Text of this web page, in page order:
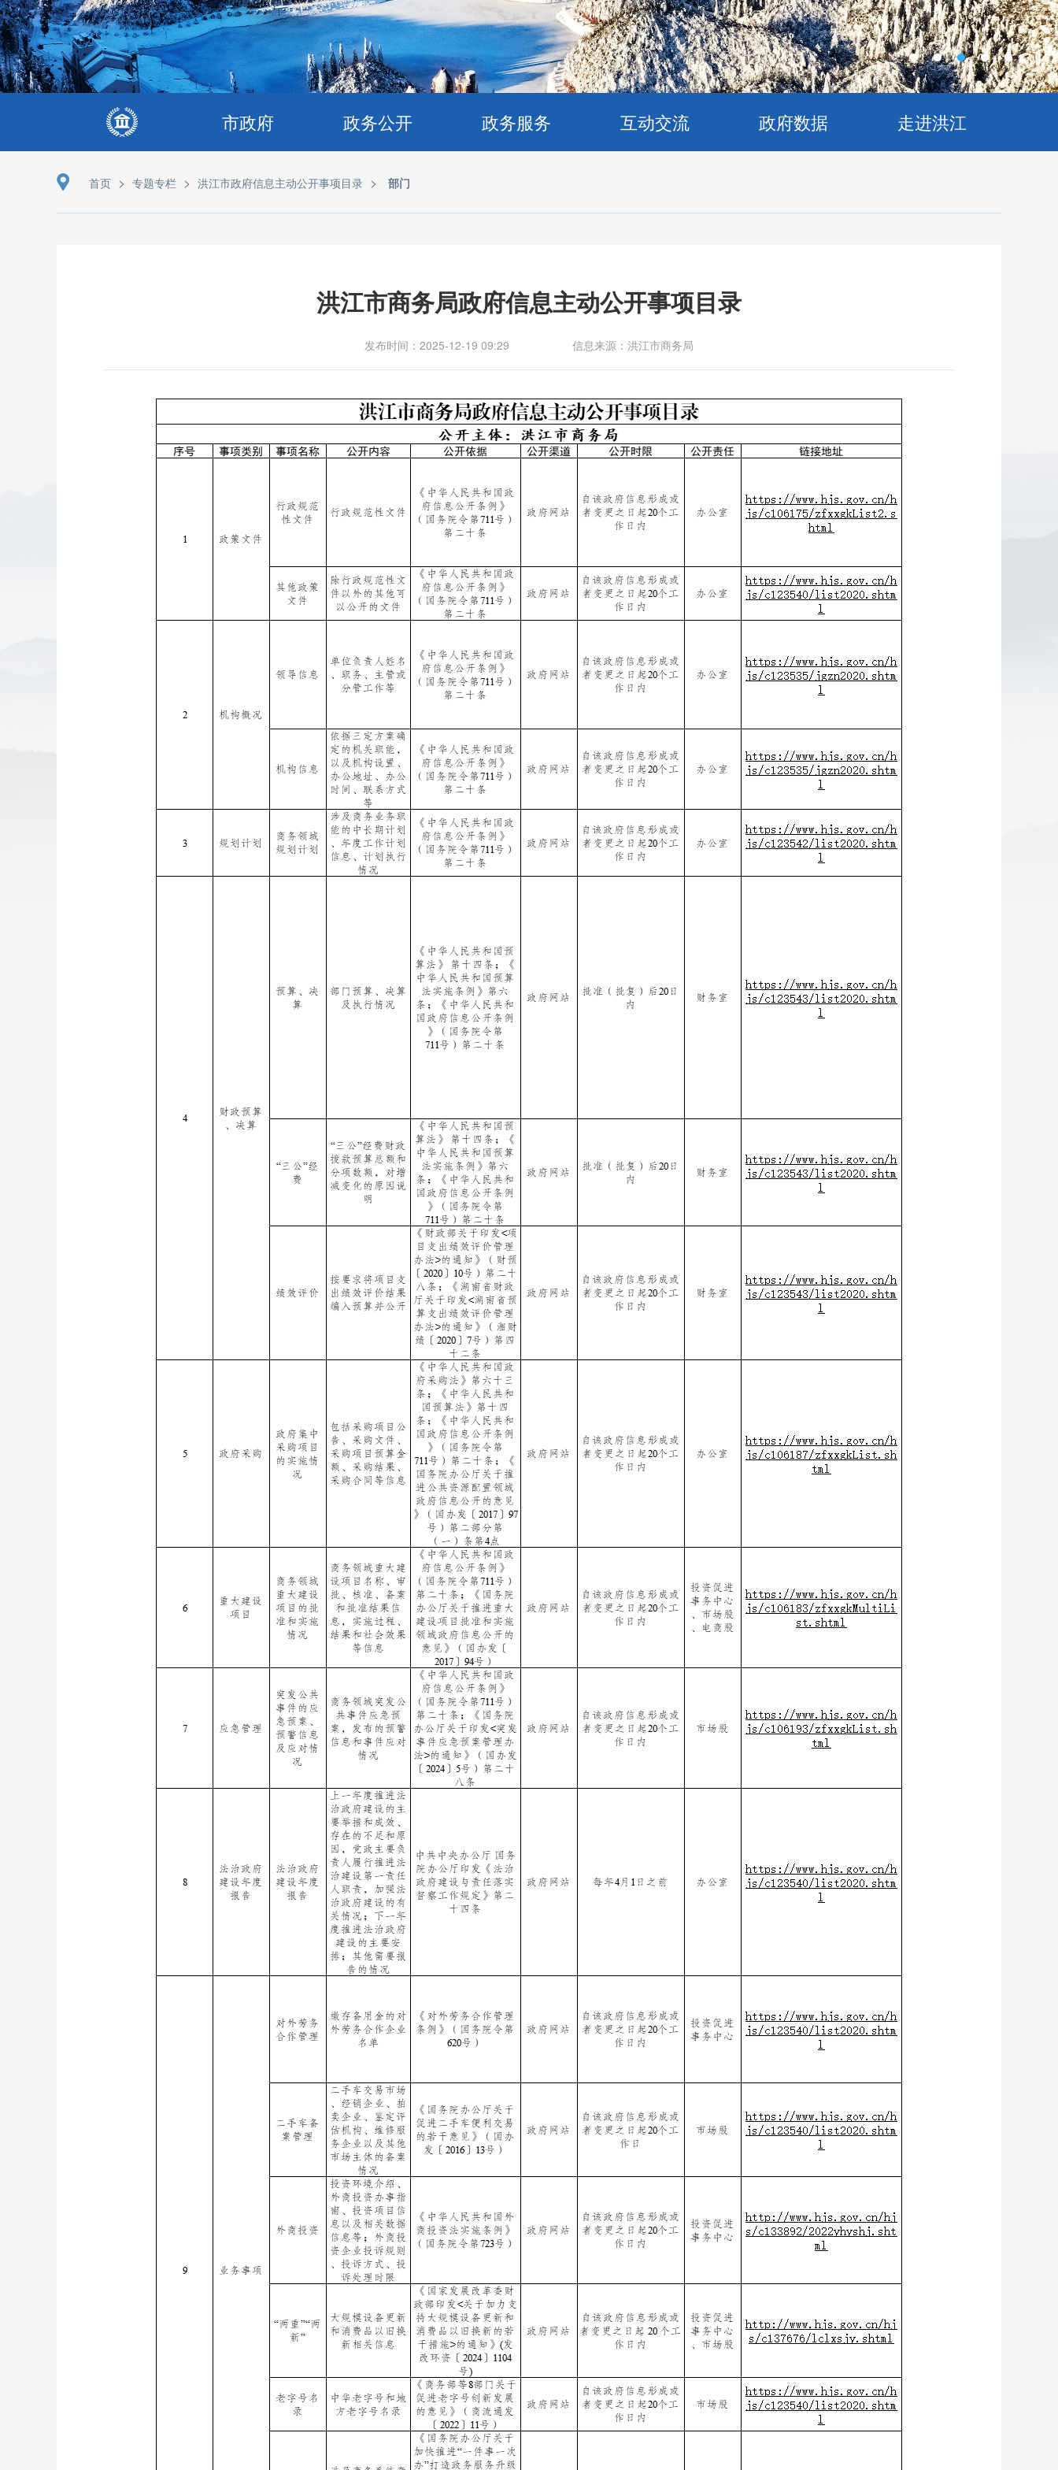
市政府 政务公开 政务服务 互动交流 政府数据 走进洪江
首页 > 专题专栏 > 洪江市政府信息主动公开事项目录 > 部门
洪江市商务局政府信息主动公开事项目录
发布时间：2025-12-19 09:29 信息来源：洪江市商务局